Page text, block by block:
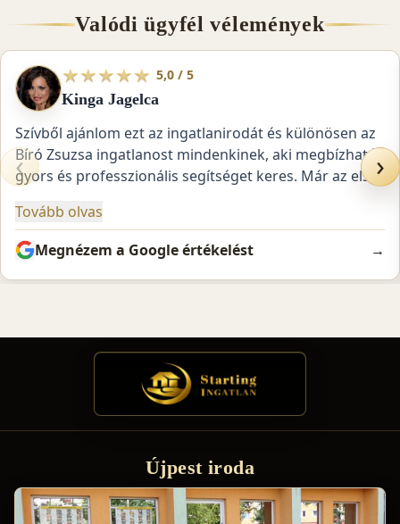
+36 1 604 3838
Valódi ügyfél vélemények
‹
★★★★★ 5,0 / 5
Kinga Jagelca
Szívből ajánlom ezt az ingatlanirodát és különösen az
Bíró Zsuzsa ingatlanost mindenkinek, aki megbízható,
gyors és professzionális segítséget keres. Már az első
igényeimet, és végig úgy éreztem, hogy a legjobb
kezekben van az ingatlanom. Rendkívül rövid idő alatt
sikerült értékesíteniük a 13 kerületi ingatlanomat,
miközben minden lépésről folyamatosan
kifogástalanul lebonyolították, miközben én külföldön
tartózkodtam. Egyetlen pillanatig sem kellett
aggódnom, mert minden dokumentumot, egyeztetést
és hivatalos teendőt precízen, pontosan és
professzionálisan intéztek. Tényleg nyugodtan
hátradőlhettem, hiszen tudtam, hogy minden a lehető
legnagyobb rendben zajlik. Ritkán találkozni ennyire
felkészült, lelkiismeretes és megbízható
szakemberekkel. Hálás vagyok a kiemelkedő
Tovább olvas
Megnézem a Google értékelést
→
›
Újpest iroda